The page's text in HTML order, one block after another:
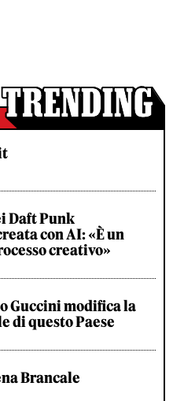
Daft Punk
con AI: «È un
creativo»
Guccini modifica la
di questo Paese
Brancale